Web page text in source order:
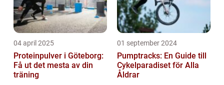
04 april 2025
Proteinpulver i Göteborg:
Få ut det mesta av din
träning
01 september 2024
Pumptracks: En Guide till
Cykelparadiset för Alla
Åldrar